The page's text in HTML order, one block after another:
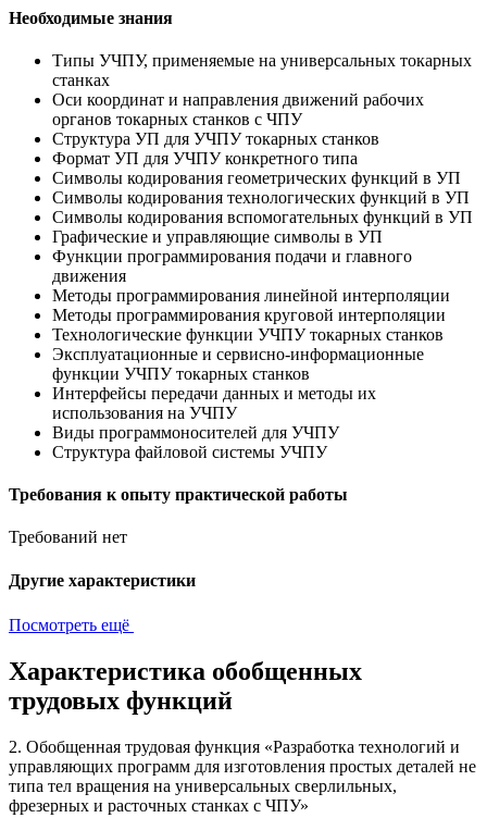
Необходимые знания
Типы УЧПУ, применяемые на универсальных токарных
станках
Оси координат и направления движений рабочих
органов токарных станков с ЧПУ
Структура УП для УЧПУ токарных станков
Формат УП для УЧПУ конкретного типа
Символы кодирования геометрических функций в УП
Символы кодирования технологических функций в УП
Символы кодирования вспомогательных функций в УП
Графические и управляющие символы в УП
Функции программирования подачи и главного
движения
Методы программирования линейной интерполяции
Методы программирования круговой интерполяции
Технологические функции УЧПУ токарных станков
Эксплуатационные и сервисно-информационные
функции УЧПУ токарных станков
Интерфейсы передачи данных и методы их
использования на УЧПУ
Виды программоносителей для УЧПУ
Структура файловой системы УЧПУ
Требования к опыту практической работы
Требований нет
Другие характеристики
Посмотреть ещё
Характеристика обобщенных
трудовых функций
2. Обобщенная трудовая функция «Разработка технологий и
управляющих программ для изготовления простых деталей не
типа тел вращения на универсальных сверлильных,
фрезерных и расточных станках с ЧПУ»